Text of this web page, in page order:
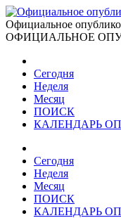
Официальное
ОФИЦИАЛЬНОЕ
Сегодня
Неделя
Месяц
ПОИСК
КАЛЕНДАРЬ
Сегодня
Неделя
Месяц
ПОИСК
КАЛЕНДАРЬ